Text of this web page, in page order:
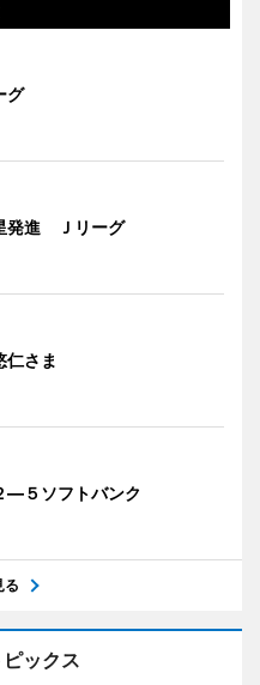
グ
発進 Ｊリーグ
仁さま
―５ソフトバンク
る
ックス